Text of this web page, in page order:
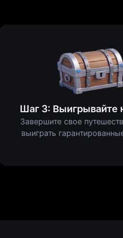
Шаг 3: Выигрывайте
Завершите свое
выиграть